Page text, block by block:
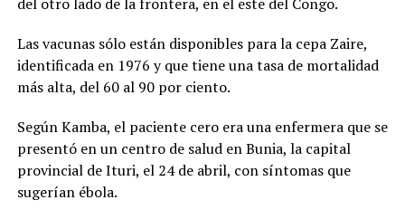
Las vacunas sólo están disponibles para la cepa Zaire,
identificada en 1976 y que tiene una tasa de mortalidad
más alta, del 60 al 90 por ciento.
Según Kamba, el paciente cero era una enfermera que se
presentó en un centro de salud en Bunia, la capital
provincial de Ituri, el 24 de abril, con síntomas que
sugerían ébola.